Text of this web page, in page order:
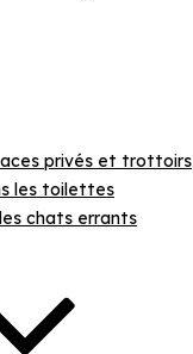
privés et trottoirs
les toilettes
chats errants